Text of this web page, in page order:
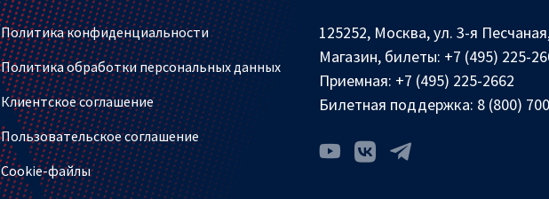
Политика конфиденциальности
Политика обработки персональных данных
Клиентское соглашение
Пользовательское соглашение
Cookie-файлы
125252, Москва, ул. 3-я
Магазин, билеты: +7 (495) 225-
Приемная: +7 (495) 225-2662
Билетная поддержка: 8 (800)